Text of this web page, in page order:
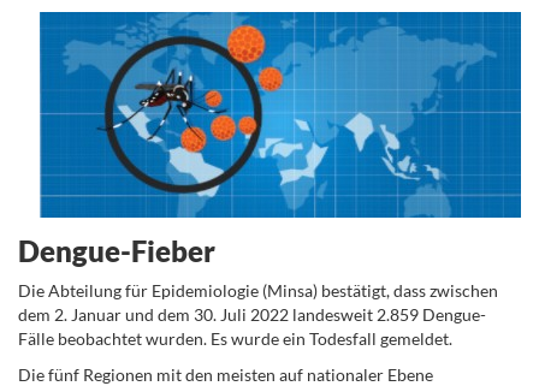
Dengue-Fieber
Die Abteilung für Epidemiologie (Minsa) bestätigt, dass zwischen
dem 2. Januar und dem 30. Juli 2022 landesweit 2.859 Dengue-
Fälle beobachtet wurden. Es wurde ein Todesfall gemeldet.
Die fünf Regionen mit den meisten auf nationaler Ebene